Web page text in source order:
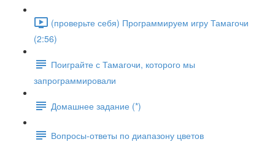
(проверьте себя) Программируем игру Тамагочи
(2:56)
Поиграйте с Тамагочи, которого мы
запрограммировали
Домашнее задание (*)
Вопросы-ответы по диапазону цветов